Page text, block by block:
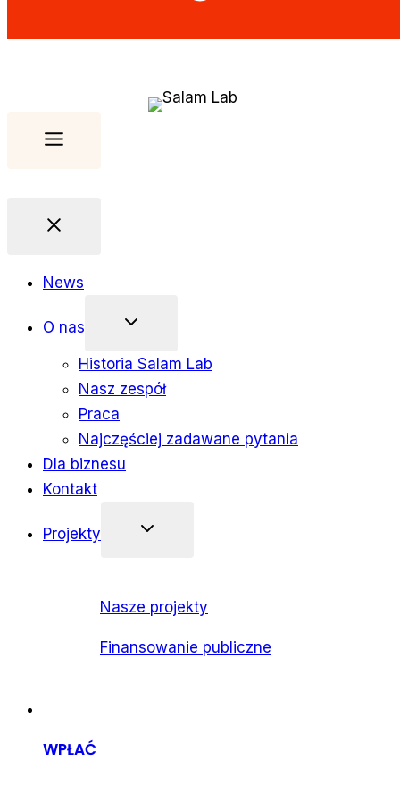
News
O nas
Historia Salam Lab
Nasz zespół
Praca
Najczęściej zadawane pytania
Dla biznesu
Kontakt
Projekty
Nasze projekty
Finansowanie publiczne
WPŁAĆ